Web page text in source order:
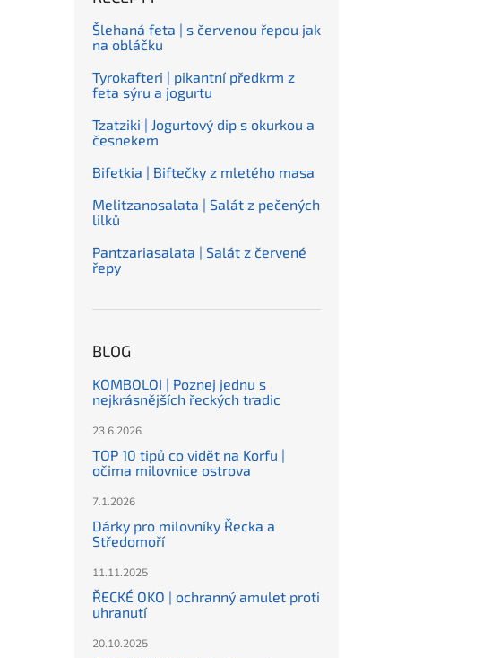
Šlehaná feta | s červenou řepou jak
na obláčku
Tyrokafteri | pikantní předkrm z
feta sýru a jogurtu
Tzatziki | Jogurtový dip s okurkou a
česnekem
Bifetkia | Biftečky z mletého masa
Melitzanosalata | Salát z pečených
lilků
Pantzariasalata | Salát z červené
řepy
BLOG
KOMBOLOI | Poznej jednu s
nejkrásnějších řeckých tradic
23.6.2026
TOP 10 tipů co vidět na Korfu |
očima milovnice ostrova
7.1.2026
Dárky pro milovníky Řecka a
Středomoří
11.11.2025
ŘECKÉ OKO | ochranný amulet proti
uhranutí
20.10.2025